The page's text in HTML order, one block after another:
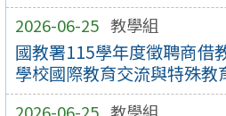
2026-06-25 教學組
國教署115學年度徵聘商借
學校國際教育交流與特殊教